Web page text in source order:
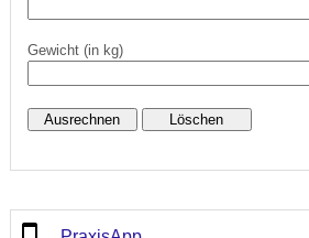
Gewicht (in kg)